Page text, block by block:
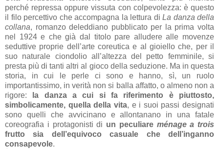
perché repressa oppure vissuta con colpevolezza: è questo
il filo percettivo che accompagna la lettura di La danza della
collana, romanzo deleddiano pubblicato per la prima volta
nel 1924 e che già dal titolo pare alludere alle movenze
seduttive proprie dell’arte coreutica e al gioiello che, per il
suo naturale ciondolio all’altezza del petto femminile, si
presta più di tanti altri al gioco della seduzione. Ma in questa
storia, in cui le perle ci sono e hanno, sì, un ruolo
importantissimo, in verità non si balla affatto, o almeno non a
rigore:
la danza a cui si fa riferimento è piuttosto,
simbolicamente, quella della vita, e i suoi passi designati
sono quelli che avvicinano e allontanano in una fatale
coreografia i protagonisti di un peculiare ménage a trois
frutto sia dell’equivoco casuale che dell’inganno
consapevole.